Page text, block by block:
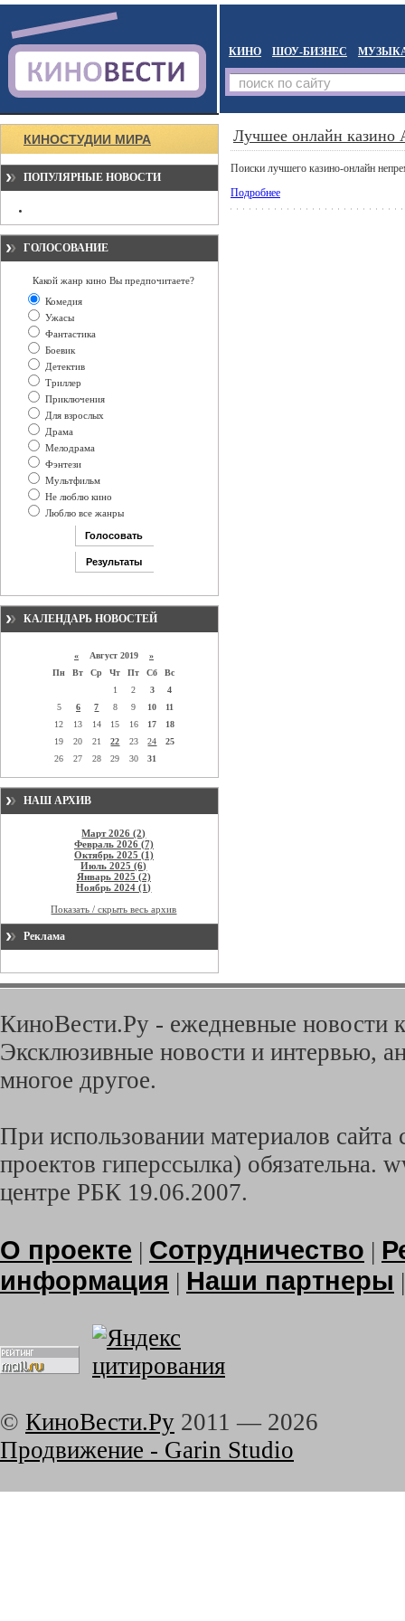
КИНО ШОУ-БИЗНЕС
КИНОСТУДИИ МИРА
ПОПУЛЯРНЫЕ НОВОСТИ
ГОЛОСОВАНИЕ
Какой жанр кино Вы предпочитаете?
Комедия
Ужасы
Фантастика
Боевик
Детектив
Триллер
Приключения
Для взрослых
Драма
Мелодрама
Фэнтези
Мультфильм
Не люблю кино
Люблю все жанры
КАЛЕНДАРЬ НОВОСТЕЙ
« Август 2019 »
Пн
Вт Ср Чт Пт Сб
Вс
1
2 3
4
5
6 7 8 9 10
11
12
13 14 15 16 17
18
19
20 21 22 23 24
25
26
27 28 29 30 31
НАШ АРХИВ
Март 2026 (2)
Февраль 2026 (7)
Октябрь 2025 (1)
Июль 2025 (6)
Январь 2025 (2)
Ноябрь 2024 (1)
Показать / скрыть весь архив
Реклама
Лучшее онлайн казино
Поиски лучшего казино-онлайн
Подробнее
КиноВести.Ру - ежедневные новости
Эксклюзивные новости и интервью,
многое другое.
При использовании материалов
проектов гиперссылка) обязательна.
центре РБК 19.06.2007.
О проекте | Сотрудничество |
информация | Наши партнеры
© КиноВести.Ру 2011 — 2026
Продвижение - Garin Studio